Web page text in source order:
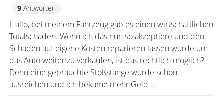
9Antworten
Hallo, bei meinem Fahrzeug gab es einen wirtschaftlichen
Totalschaden. Wenn ich das nun so akzeptiere und den
Schaden auf eigene Kosten reparieren lassen würde um
das Auto weiter zu verkaufen, ist das rechtlich möglich?
Denn eine gebrauchte Stoßstange wurde schon
ausreichen und ich bekäme mehr Geld ...